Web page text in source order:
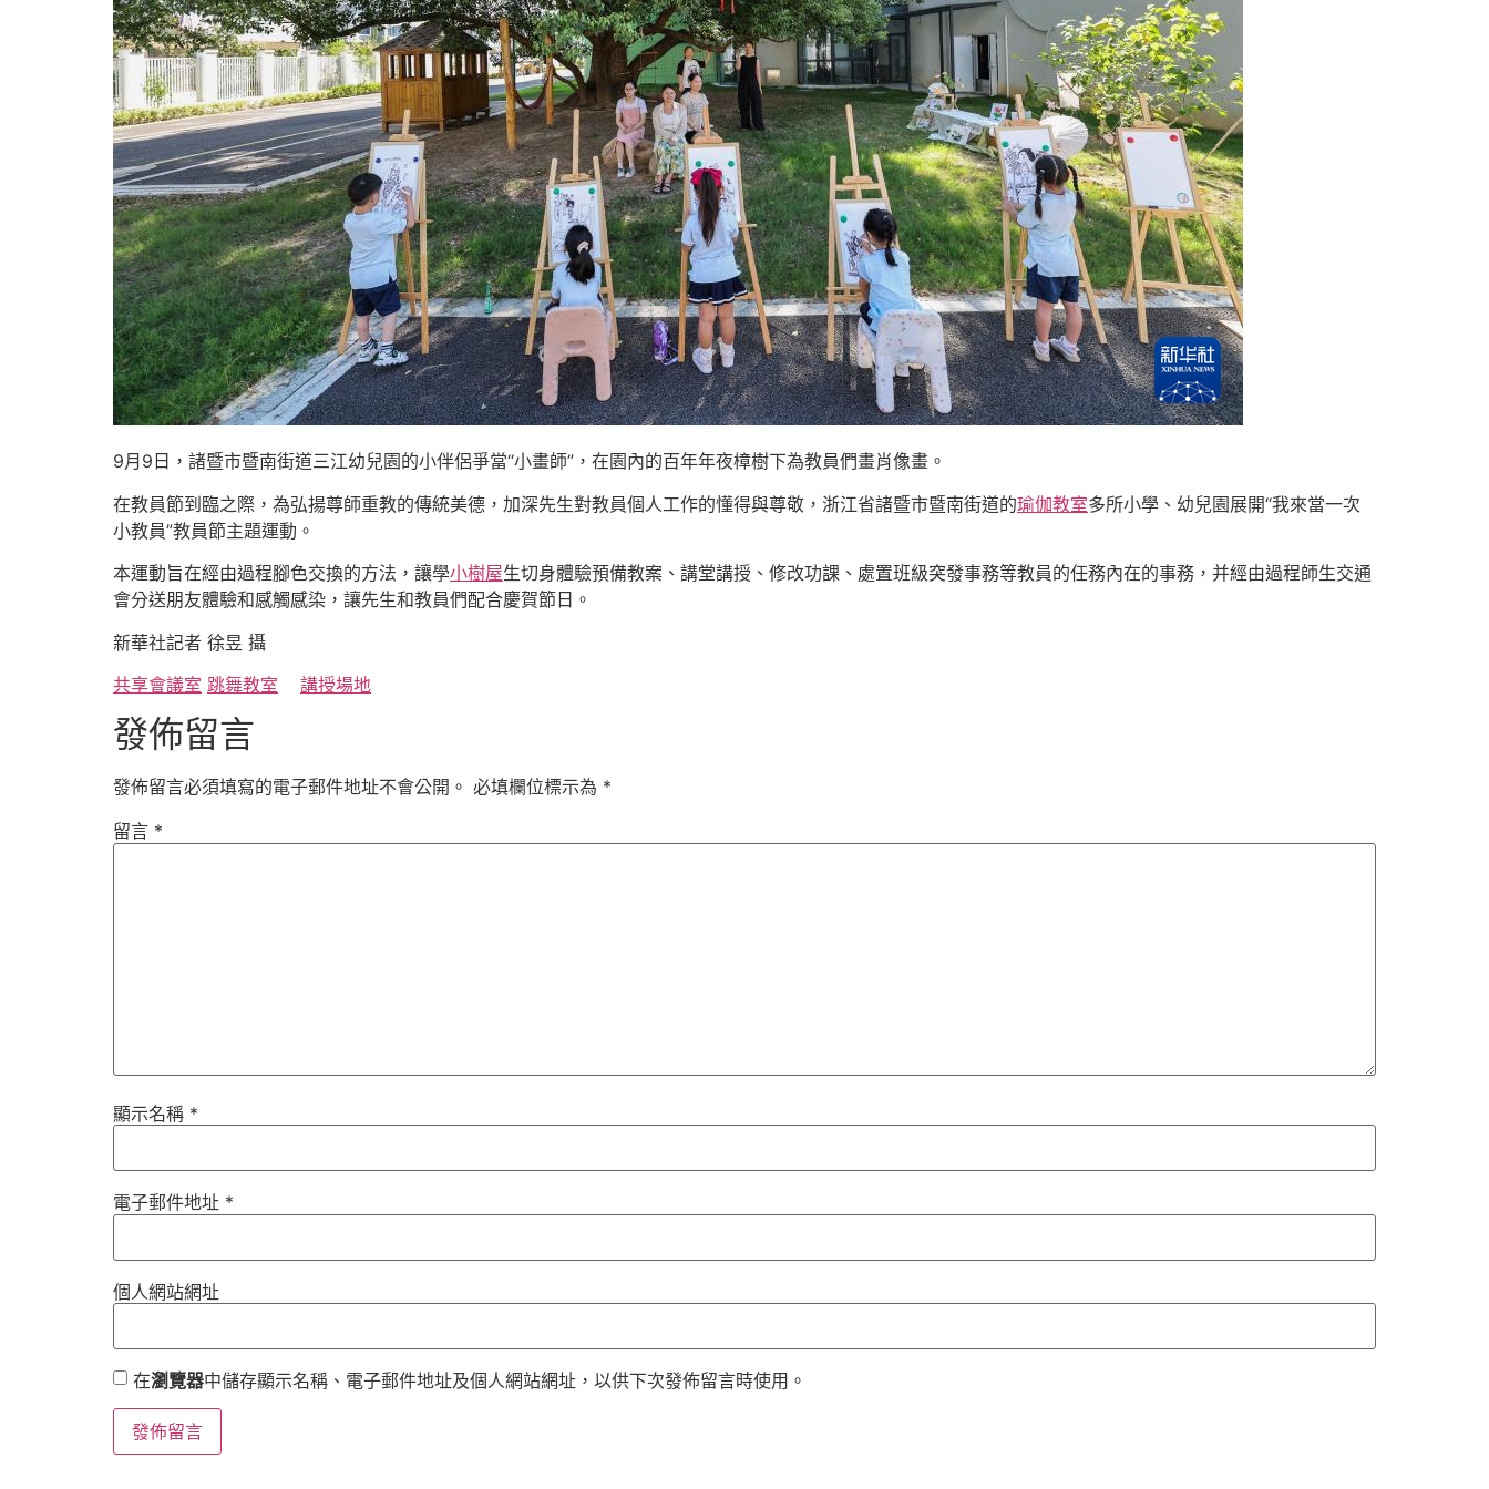
9月9日，諸暨市暨南街道三江幼兒園的小伴侶爭當“小畫師”，在園內的百年年夜樟樹下為教員們畫肖像畫。
在教員節到臨之際，為弘揚尊師重教的傳統美德，加深先生對教員個人工作的懂得與尊敬，浙江省諸暨市暨南街道的瑜伽教室多所小學、幼兒園展開“我來當一次
小教員”教員節主題運動。
本運動旨在經由過程腳色交換的方法，讓學小樹屋生切身體驗預備教案、講堂講授、修改功課、處置班級突發事務等教員的任務內在的事務，并經由過程師生交通
會分送朋友體驗和感觸感染，讓先生和教員們配合慶賀節日。
新華社記者 徐昱 攝
共享會議室 跳舞教室 講授場地
發佈留言
發佈留言必須填寫的電子郵件地址不會公開。 必填欄位標示為 *
留言 *
顯示名稱 *
電子郵件地址 *
個人網站網址
在瀏覽器中儲存顯示名稱、電子郵件地址及個人網站網址，以供下次發佈留言時使用。